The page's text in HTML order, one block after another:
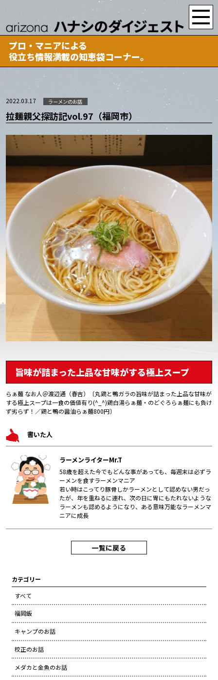
プロ・マニアによる
役立ち情報満載の知恵袋コーナー。
2022.03.17 ラーメンのお話
拉麺親父探訪記vol.97（福岡市）
旨味が詰まった上品な甘味がする極上スープ
らぁ麺 なお人＠渡辺通（春吉）〔丸鶏と鴨ガラの旨味が詰まった上品な甘味が
する極上スープは一食の価値有り(^_^)鶏白湯らぁ麺・のどぐろらぁ麺にも負け
ず劣らず！／鶏と鴨の醤油らぁ麺800円〕
書いた人
ラーメンライターMr.T
58歳を超えた今でもどんな事があっても、毎週末は必ずラ
ーメンを食すラーメンマニア
若い時はこってり豚骨しかラーメンとして認めない男だっ
たが、年を重ねるに連れ、次の日に胃にもたれないような
ラーメンも認めるようになり、ある意味万能なラーメンマ
ニアに成長
一覧に戻る
カテゴリー
すべて
福岡飯
キャンプのお話
校正のお話
メダカと金魚のお話